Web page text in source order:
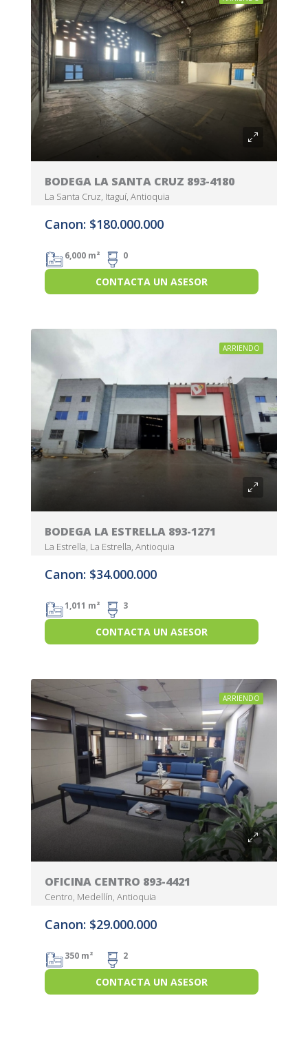
BODEGA LA SANTA CRUZ 893-4180
La Santa Cruz, Itaguí, Antioquia
Canon: $180.000.000
6,000 m² 0
CONTACTA UN ASESOR
ARRIENDO
BODEGA LA ESTRELLA 893-1271
La Estrella, La Estrella, Antioquia
Canon: $34.000.000
1,011 m² 3
CONTACTA UN ASESOR
ARRIENDO
OFICINA CENTRO 893-4421
Centro, Medellín, Antioquia
Canon: $29.000.000
350 m² 2
CONTACTA UN ASESOR